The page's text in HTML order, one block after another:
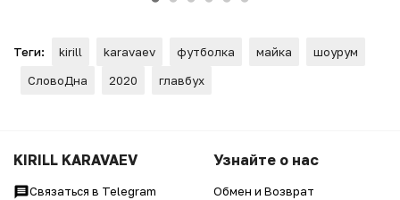
Теги: kirill karavaev футболка майка
шоурум
СловоДна
2020 главбух
KIRILL KARAVAEV
Связаться в Telegram
Узнайте о нас
Обмен и Возврат